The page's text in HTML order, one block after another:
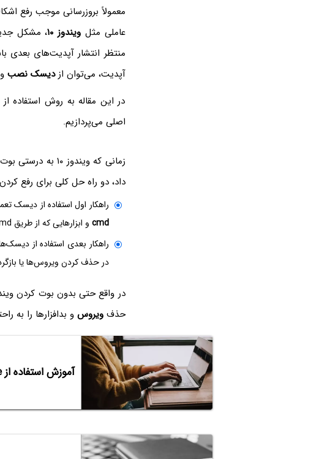
معمولاً بروزرسانی موجب رفع
عاملی مثل ویندوز ۱۰ ، مشکل
منتظر انتشار آپدیت‌های
آپدیت، می‌توان ازدیسک نصب
در این مقاله به روش
اصلی می‌پردازیم.
زمانی که
داد، دو راه حل کلی برای رفع
راهکار اول استفاده از دیسک
cmd و ابزارهایی که از طریق cmd اجرا می‌شوند است.
راهکار بعدی استفاده از
در حذف کردن ویروس‌ها یا
در واقع حتی بدون بوت کردن ویندوز ۱۰ هم می‌توان کارهایی مثل تغییر پارتیشن‌ها، کپی
حذفویروس و بدافزارها را به
آموزش استفاده از System Restore برای تعمیر کردن ویندوز